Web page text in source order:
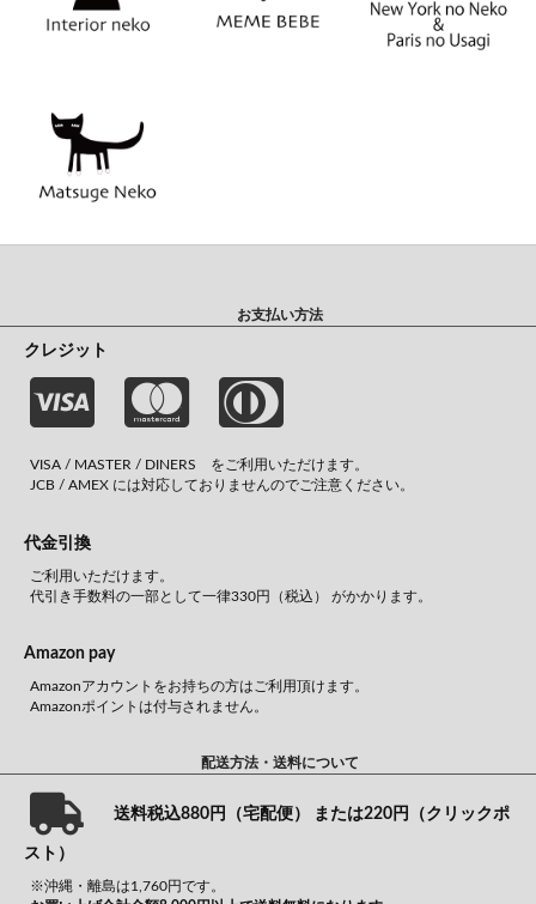
お支払い方法
クレジット
VISA / MASTER / DINERS をご利用いただけます。
JCB / AMEX には対応しておりませんのでご注意ください。
代金引換
ご利用いただけます。
代引き手数料の一部として一律330円（税込） がかかります。
Amazon pay
Amazonアカウントをお持ちの方はご利用頂けます。
Amazonポイントは付与されません。
配送方法・送料について
送料税込880円（宅配便） または220円（クリックポ
スト）
※沖縄・離島は1,760円です。